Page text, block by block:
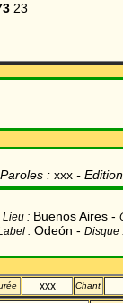
23
Paroles : xxx -
Lieu : Buenos Aires -
: Odeón - Disque
xxx Chant